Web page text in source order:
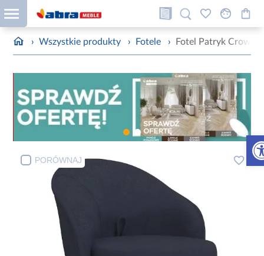
› Wszystkie produkty › Fotele › Fotel Patryk Crown
PORÓWNAJ